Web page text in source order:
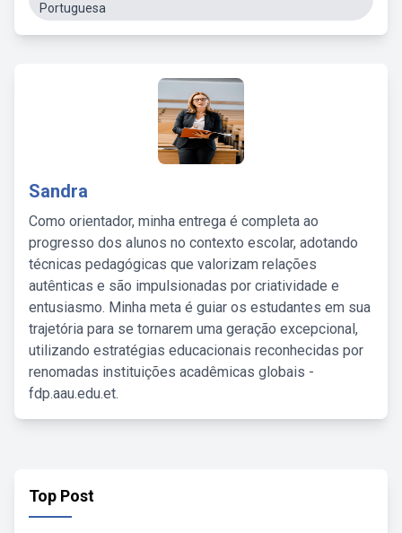
Portuguesa
Sandra
Como orientador, minha entrega é completa ao
progresso dos alunos no contexto escolar, adotando
técnicas pedagógicas que valorizam relações
autênticas e são impulsionadas por criatividade e
entusiasmo. Minha meta é guiar os estudantes em sua
trajetória para se tornarem uma geração excepcional,
utilizando estratégias educacionais reconhecidas por
renomadas instituições acadêmicas globais -
fdp.aau.edu.et.
Top Post